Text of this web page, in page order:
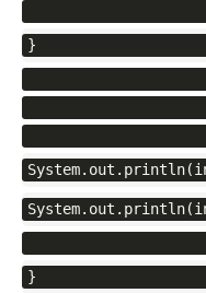
}
}